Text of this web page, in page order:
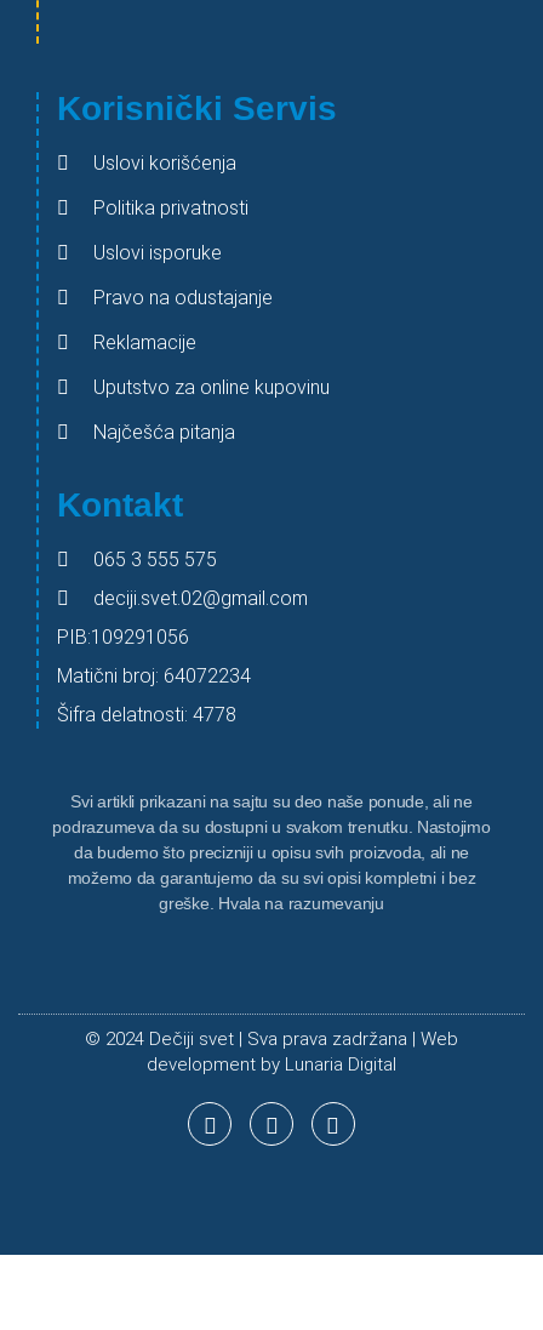
Korisnički Servis
Uslovi korišćenja
Politika privatnosti
Uslovi isporuke
Pravo na odustajanje
Reklamacije
Uputstvo za online kupovinu
Najčešća pitanja
Kontakt
065 3 555 575
deciji.svet.02@gmail.com
PIB:109291056
Matični broj: 64072234
Šifra delatnosti: 4778
Svi artikli prikazani na sajtu su deo naše ponude, ali ne
podrazumeva da su dostupni u svakom trenutku. Nastojimo
da budemo što precizniji u opisu svih proizvoda, ali ne
možemo da garantujemo da su svi opisi kompletni i bez
greške. Hvala na razumevanju
© 2024 Dečiji svet | Sva prava zadržana | Web
development by Lunaria Digital